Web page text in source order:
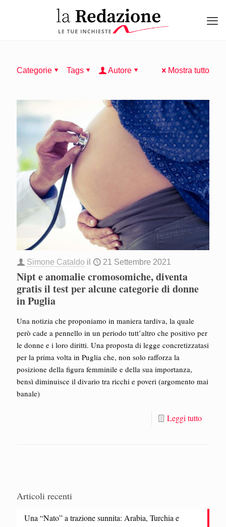
Categorie Tags Autore Mostra tutto
Simone Cataldo il 21 Settembre 2021
Nipt e anomalie cromosomiche, diventa
gratis il test per alcune categorie di donne
in Puglia
Una notizia che proponiamo in maniera tardiva, la quale
però cade a pennello in un periodo tutt’altro che positivo per
le donne e i loro diritti. Una proposta di legge concretizzatasi
per la prima volta in Puglia che, non solo rafforza la
posizione della figura femminile e della sua importanza,
bensì diminuisce il divario tra ricchi e poveri (argomento mai
banale)
Leggi tutto
Articoli recenti
Una “Nato” a trazione sunnita: Arabia, Turchia e